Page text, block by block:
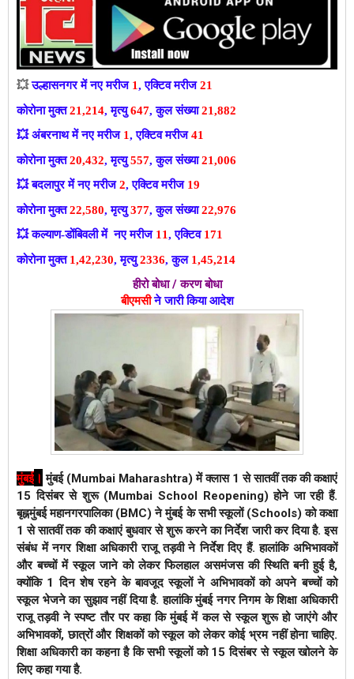
💥उल्हासनगर में नए मरीज 1, एक्टिव मरीज21
कोरोना मुक्त21,214, मृत्यु647, कुल संख्या21,882
💥अंबरनाथ में नए मरीज 1, एक्टिव मरीज41
कोरोना मुक्त20,432, मृत्यु557, कुल संख्या21,006
💥बदलापुर में नए मरीज2, एक्टिव मरीज 19
कोरोना मुक्त22,580, मृत्यु377, कुल संख्या22,976
💥कल्याण-डोंबिवली में नए मरीज 11, एक्टिव171
कोरोना मुक्त1,42,230, मृत्यु2336, कुल 1,45,214
हीरो बोधा / करण बोधा
बीएमसीने जारी किया आदेश
मुंबई । मुंबई (Mumbai Maharashtra) में क्लास 1 से सातवीं तक की कक्षाएं
15 दिसंबर से शुरू (Mumbai School Reopening) होने जा रही हैं.
बृह्नमुंबई महानगरपालिका (BMC) ने मुंबई के सभी स्कूलों (Schools) को कक्षा
1 से सातवीं तक की कक्षाएं बुधवार से शुरू करने का निर्देश जारी कर दिया है. इस
संबंध में नगर शिक्षा अधिकारी राजू तड़वी ने निर्देश दिए हैं. हालांकि अभिभावकों
और बच्चों में स्कूल जाने को लेकर फिलहाल असमंजस की स्थिति बनी हुई है,
क्योंकि 1 दिन शेष रहने के बावजूद स्कूलों ने अभिभावकों को अपने बच्चों को
स्कूल भेजने का सुझाव नहीं दिया है.हालांकि मुंबई नगर निगम के शिक्षा अधिकारी
राजू तड़वी ने स्पष्ट तौर पर कहा कि मुंबई में कल से स्कूल शुरू हो जाएंगे और
अभिभावकों, छात्रों और शिक्षकों को स्कूल को लेकर कोई भ्रम नहीं होना चाहिए.
शिक्षा अधिकारी का कहना है कि सभी स्कूलों को 15 दिसंबर से स्कूल खोलने के
लिए कहा गया है.